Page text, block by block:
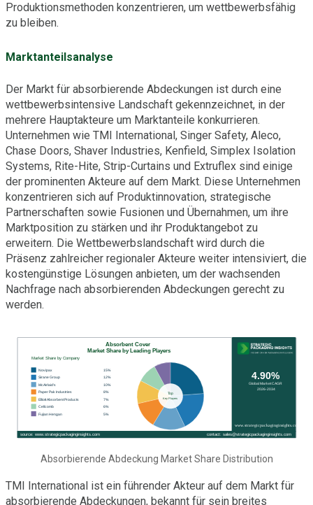
Produktionsmethoden konzentrieren, um wettbewerbsfähig
zu bleiben.
Marktanteilsanalyse
Der Markt für absorbierende Abdeckungen ist durch eine
wettbewerbsintensive Landschaft gekennzeichnet, in der
mehrere Hauptakteure um Marktanteile konkurrieren.
Unternehmen wie TMI International, Singer Safety, Aleco,
Chase Doors, Shaver Industries, Kenfield, Simplex Isolation
Systems, Rite-Hite, Strip-Curtains und Extruflex sind einige
der prominenten Akteure auf dem Markt. Diese Unternehmen
konzentrieren sich auf Produktinnovation, strategische
Partnerschaften sowie Fusionen und Übernahmen, um ihre
Marktposition zu stärken und ihr Produktangebot zu
erweitern. Die Wettbewerbslandschaft wird durch die
Präsenz zahlreicher regionaler Akteure weiter intensiviert, die
kostengünstige Lösungen anbieten, um der wachsenden
Nachfrage nach absorbierenden Abdeckungen gerecht zu
werden.
Absorbierende Abdeckung Market Share Distribution
TMI International ist ein führender Akteur auf dem Markt für
absorbierende Abdeckungen, bekannt für sein breites